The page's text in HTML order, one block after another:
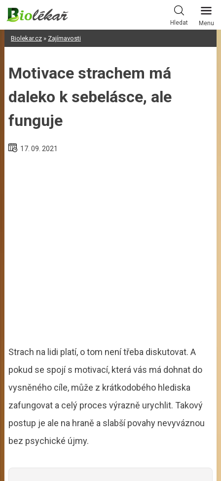
Skip
content
Hledat Menu
Biolekar.cz» Zajímavosti
Motivace strachem má
daleko k sebelásce, ale
funguje
17. 09. 2021
Strach na lidi platí, o tom není třeba diskutovat. A
pokud se spojí s motivací, která vás má dohnat do
vysněného cíle, může z krátkodobého hlediska
zafungovat a celý proces výrazně urychlit. Takový
postup je ale na hraně a slabší povahy nevyváznou
bez psychické újmy.